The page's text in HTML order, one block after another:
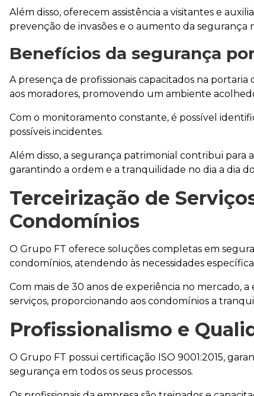
Além disso, oferecem assistência a visitantes e
prevenção de invasões e o aumento da segurança
Benefícios da segurança
A presença de profissionais capacitados na
aos moradores, promovendo um ambiente
Com o monitoramento constante, é possível
possíveis incidentes.
Além disso, a segurança patrimonial contribui
garantindo a ordem e a tranquilidade no dia a dia
Terceirização de
Condomínios
O Grupo FT oferece soluções completas em
condomínios, atendendo às necessidades
Com mais de 30 anos de experiência no mercado,
serviços, proporcionando aos condomínios a
Profissionalismo e
O Grupo FT possui certificação ISO 9001:2015,
segurança em todos os seus processos.